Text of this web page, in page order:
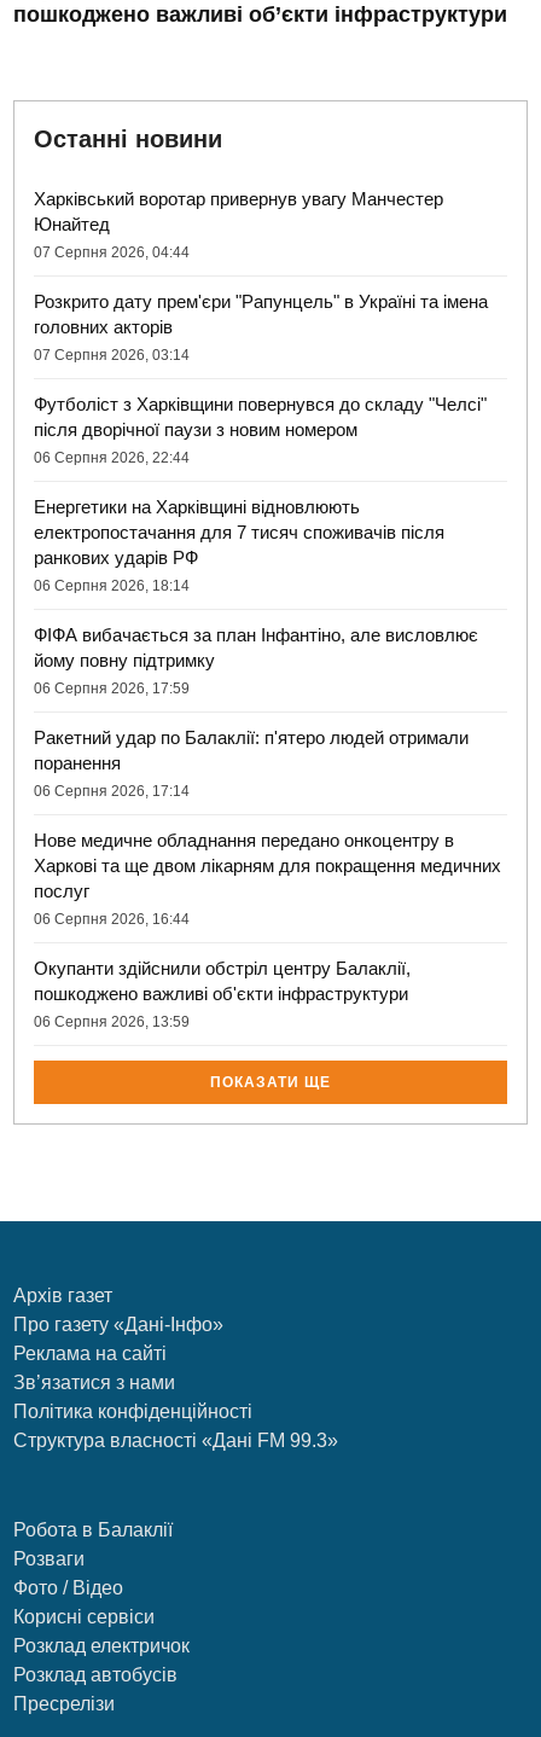
пошкоджено важливі об’єкти інфраструктури
Останні новини
Харківський воротар привернув увагу Манчестер
Юнайтед
07 Серпня 2026, 04:44
Розкрито дату прем'єри "Рапунцель" в Україні та імена
головних акторів
07 Серпня 2026, 03:14
Футболіст з Харківщини повернувся до складу "Челсі"
після дворічної паузи з новим номером
06 Серпня 2026, 22:44
Енергетики на Харківщині відновлюють
електропостачання для 7 тисяч споживачів після
ранкових ударів РФ
06 Серпня 2026, 18:14
ФІФА вибачається за план Інфантіно, але висловлює
йому повну підтримку
06 Серпня 2026, 17:59
Ракетний удар по Балаклії: п'ятеро людей отримали
поранення
06 Серпня 2026, 17:14
Нове медичне обладнання передано онкоцентру в
Харкові та ще двом лікарням для покращення медичних
послуг
06 Серпня 2026, 16:44
Окупанти здійснили обстріл центру Балаклії,
пошкоджено важливі об'єкти інфраструктури
06 Серпня 2026, 13:59
ПОКАЗАТИ ЩЕ
Архів газет
Про газету «Дані-Інфо»
Реклама на сайті
Зв’язатися з нами
Політика конфіденційності
Структура власності «Дані FM 99.3»
Робота в Балаклії
Розваги
Фото / Відео
Корисні сервіси
Розклад електричок
Розклад автобусів
Пресрелізи